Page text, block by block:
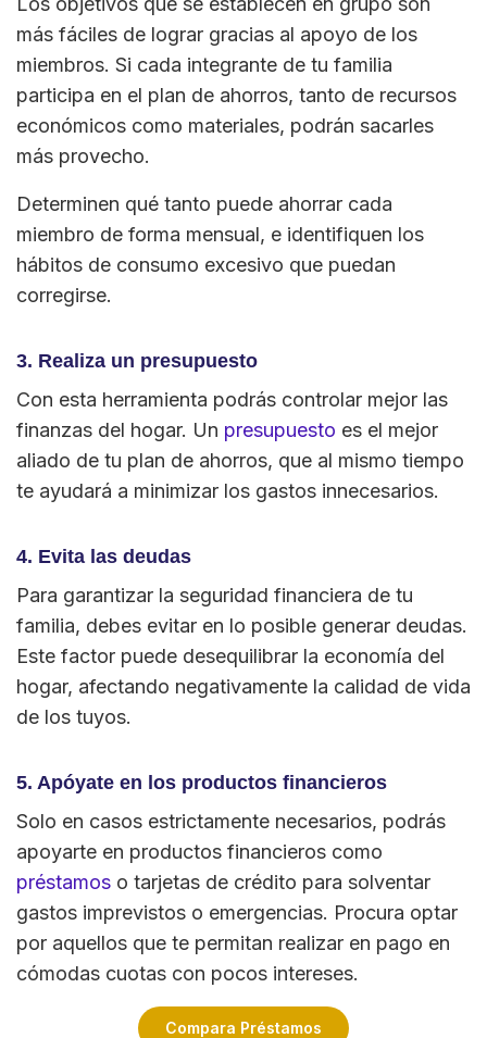
más fáciles de lograr gracias al apoyo de los
miembros. Si cada integrante de tu familia
participa en el plan de ahorros, tanto de recursos
económicos como materiales, podrán sacarles
más provecho.
Determinen qué tanto puede ahorrar cada
miembro de forma mensual, e identifiquen los
hábitos de consumo excesivo que puedan
corregirse.
3. Realiza un presupuesto
Con esta herramienta podrás controlar mejor las
finanzas del hogar. Un presupuesto es el mejor
aliado de tu plan de ahorros, que al mismo tiempo
te ayudará a minimizar los gastos innecesarios.
4. Evita las deudas
Para garantizar la seguridad financiera de tu
familia, debes evitar en lo posible generar deudas.
Este factor puede desequilibrar la economía del
hogar, afectando negativamente la calidad de vida
de los tuyos.
5. Apóyate en los productos financieros
Solo en casos estrictamente necesarios, podrás
apoyarte en productos financieros como
préstamos o tarjetas de crédito para solventar
gastos imprevistos o emergencias. Procura optar
por aquellos que te permitan realizar en pago en
cómodas cuotas con pocos intereses.
Compara Préstamos